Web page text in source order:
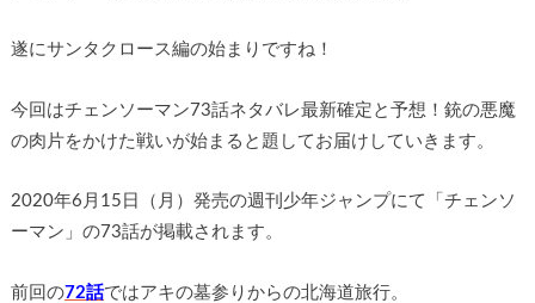
遂にサンタクロース編の始まりですね！
今回はチェンソーマン73話ネタバレ最新確定と予想！銃の悪魔
の肉片をかけた戦いが始まると題してお届けしていきます。
2020年6月15日（月）発売の週刊少年ジャンプにて「チェンソ
ーマン」の73話が掲載されます。
前回の72話ではアキの墓参りからの北海道旅行。